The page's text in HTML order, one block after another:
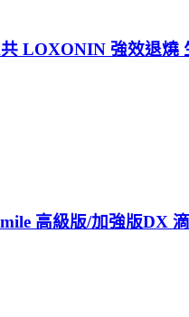
LOXONIN 強效退
高級版/加強版DX